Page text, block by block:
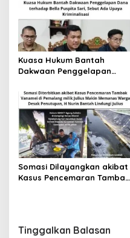
Bandungan Minta Keadilan
Kuasa Hukum Bantah
Dakwaan Penggelapan
Puspita Sari, Sebut Ada
Upaya Kriminalisasi
Somasi Dilayangkan akibat
Kasus Pencemaran Tambak
Julius
Tinggalkan Balasan